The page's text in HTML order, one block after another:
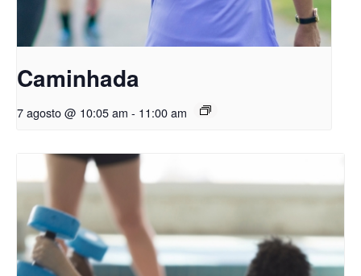
Caminhada
7 agosto @ 10:05 am - 11:00 am